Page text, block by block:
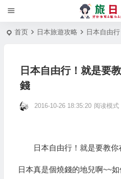
首页 日本旅遊攻略 日本自由
日本自由行！就是要
錢
2016-10-26 18:35:20 阅读模式
日本自由行！就是要教
日本真是個燒錢的地兒啊~~